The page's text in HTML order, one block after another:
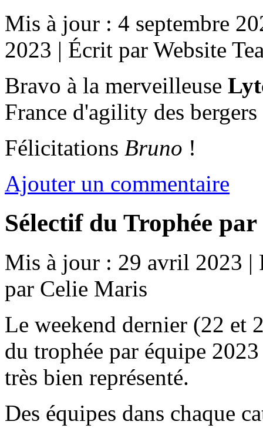
Mis à jour : 4 septembre
2023 | Écrit par Website
Bravo à la merveilleuse
France d'agility des bergers
Félicitations Bruno !
Ajouter un commentaire
Sélectif du Trophée
Mis à jour : 29 avril 2023 |
par Celie Maris
Le weekend dernier (22 et
du trophée par équipe
très bien représenté.
Des équipes dans chaque